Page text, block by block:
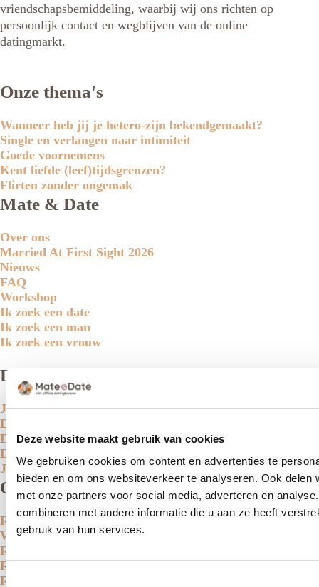
Deze website maakt gebruik van cookies
We gebruiken cookies om content en advertenties te
bieden en om ons websiteverkeer te analyseren. Ook
met onze partners voor social media, adverteren en
combineren met andere informatie die u aan ze heeft
gebruik van hun services.
Toestemmingsselectie
vriendschapsbemiddeling, waarbij wij ons richten op
persoonlijk contact en wegblijven van de online
datingmarkt.
Onze thema's
Wanneer heb jij je hetero-zijn bekendgemaakt?
Single en verlangen naar intimiteit
Goede voornemens
Kent liefde (leef)tijdsgrenzen?
Flirten zonder ongemak
Mate & Date
Over ons
Married At First Sight 2026
Nieuws
FAQ
Workshop
Ik zoek een date
Ik zoek een man
Ik zoek een vrouw
Doelgroepen
Jongeren
Dertigers en Veertigers
Daten als 50-plusser
Daten na verlies
Jonge senioren
Onze aanpak
Relatiebemiddeling
Workshop - Single Works
Relatiebemiddeling Zuid-Holland
Relatiebemiddeling Noord-Holland
Relatiebemiddeling Den Haag